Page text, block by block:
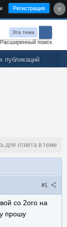
Регистрация
Эта тема
Расширенный поиск
публикаций
для ответа в теме
#1
со 2ого на
прошу